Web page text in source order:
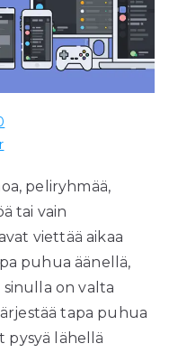
peliryhmää,
tai vain
viettää aikaa
puhua äänellä,
sinulla on valta
tapa puhua
pysyä lähellä